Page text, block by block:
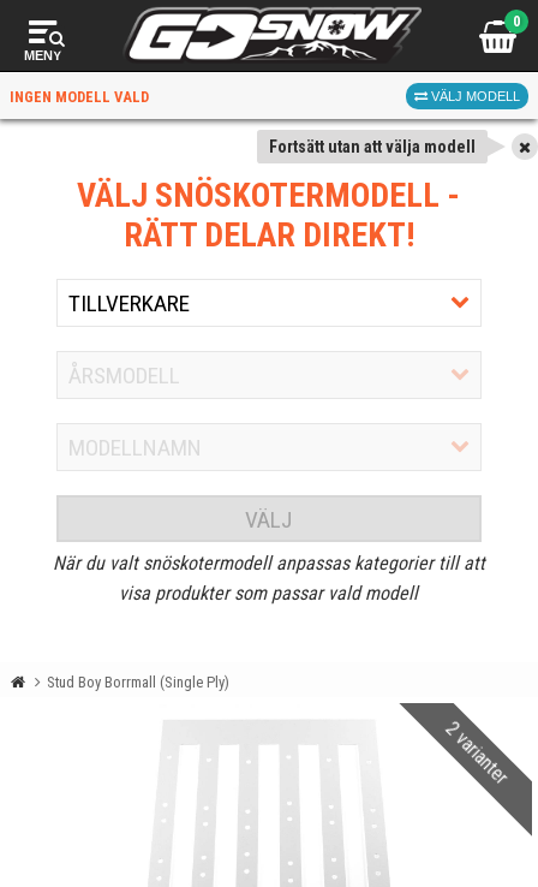
MENY
0
INGEN MODELL VALD VÄLJ MODELL
Fortsätt utan att välja modell
VÄLJ SNÖSKOTERMODELL -
RÄTT DELAR DIREKT!
VÄLJ
När du valt snöskotermodell anpassas kategorier till att
visa produkter som passar vald modell
Stud Boy Borrmall (Single Ply)
2 varianter